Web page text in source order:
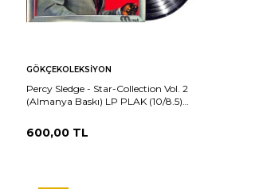
Sepete
Ekle
GÖKÇEKOLEKSIYON
Percy Sledge - Star-Collection Vol. 2
(Almanya Baskı) LP PLAK (10/8.5)
600,00 TL